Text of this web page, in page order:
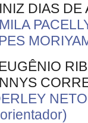
DIAS DE